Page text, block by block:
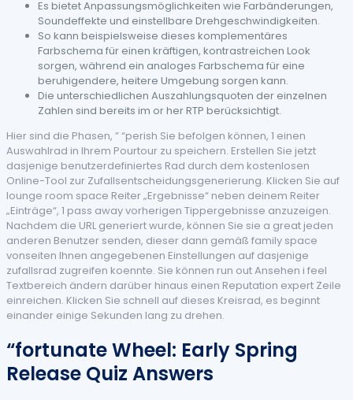
Es bietet Anpassungsmöglichkeiten wie Farbänderungen,
Soundeffekte und einstellbare Drehgeschwindigkeiten.
So kann beispielsweise dieses komplementäres
Farbschema für einen kräftigen, kontrastreichen Look
sorgen, während ein analoges Farbschema für eine
beruhigendere, heitere Umgebung sorgen kann.
Die unterschiedlichen Auszahlungsquoten der einzelnen
Zahlen sind bereits im or her RTP berücksichtigt.
Hier sind die Phasen, ” “perish Sie befolgen können, 1 einen
Auswahlrad in Ihrem Pourtour zu speichern. Erstellen Sie jetzt
dasjenige benutzerdefiniertes Rad durch dem kostenlosen
Online-Tool zur Zufallsentscheidungsgenerierung. Klicken Sie auf
lounge room space Reiter „Ergebnisse“ neben deinem Reiter
„Einträge“, 1 pass away vorherigen Tippergebnisse anzuzeigen.
Nachdem die URL generiert wurde, können Sie sie a great jeden
anderen Benutzer senden, dieser dann gemäß family space
vonseiten Ihnen angegebenen Einstellungen auf dasjenige
zufallsrad zugreifen koennte. Sie können run out Ansehen i feel
Textbereich ändern darüber hinaus einen Reputation expert Zeile
einreichen. Klicken Sie schnell auf dieses Kreisrad, es beginnt
einander einige Sekunden lang zu drehen.
“fortunate Wheel: Early Spring
Release Quiz Answers